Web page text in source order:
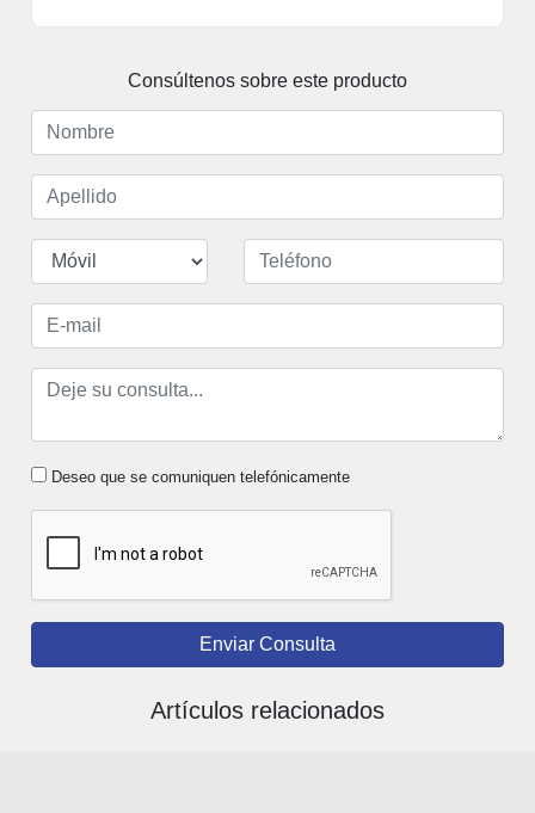
gran barrera de coral, lo que la hace parecer una gran
piscina natural.
Consúltenos sobre este producto
Deseo que se comuniquen telefónicamente
Enviar Consulta
Artículos relacionados